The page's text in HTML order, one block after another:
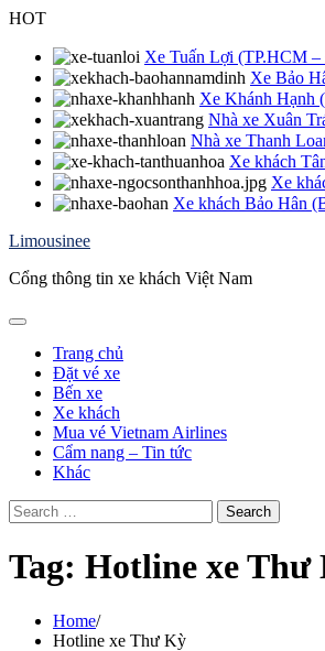
Skip
content
HOT
Xe Tuấn Lợi (TP.HCM
Xe Bảo
Xe Khánh Hạnh
Nhà xe Xuân
Nhà xe Thanh
Xe khách
Xe
Xe khách Bảo Hân
Limousinee
Cổng thông tin xe khách Việt Nam
Trang chủ
Đặt vé xe
Bến xe
Xe khách
Mua vé Vietnam Airlines
Cẩm nang – Tin tức
Khác
Search
for:
Tag: Hotline xe Thư
Home
Hotline xe Thư Kỳ